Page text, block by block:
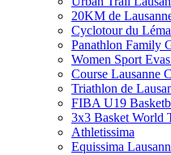
20KM de
Cyclotour du
Panathlon Family
Women Sport
Course Lausanne
Triathlon de
FIBA U19
3x3 Basket World
Athletissima
Equissima